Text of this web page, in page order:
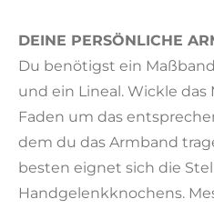
DEINE PERSÖNLICHE
Du benötigst ein
und ein Lineal. Wickle
Faden um das
dem du das Armband
besten eignet sich die
Handgelenkknochens.